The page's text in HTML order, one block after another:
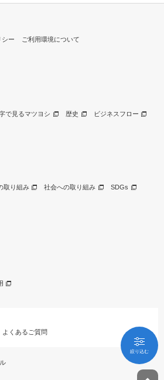
絞り込む
シー ご利用環境について
で見るマツヨシ 歴史 ビジネスフロー
取り組み 社会への取り組み SDGs
よくあるご質問